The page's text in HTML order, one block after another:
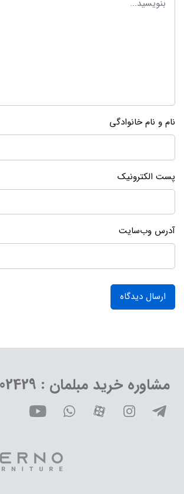
نام و نام خانوادگی
پست الکترونیک
آدرس وب‌سایت
ارسال دیدگاه
مشاوره خرید مبلمان : 09120602429